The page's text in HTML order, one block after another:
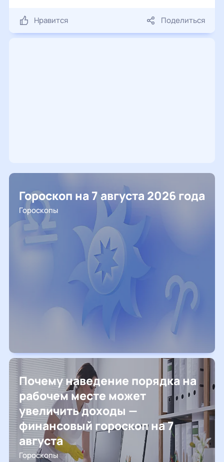
Нравится Поделиться
Гороскоп на 7 августа 2026 года
Гороскопы
Почему наведение порядка на
рабочем месте может
увеличить доходы —
финансовый гороскоп на 7
августа
Гороскопы